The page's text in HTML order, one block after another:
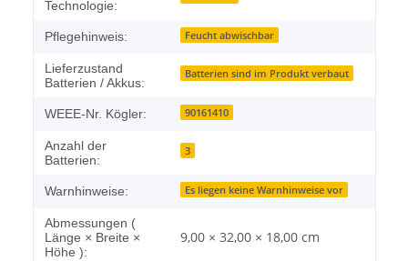
Technologie:
Pflegehinweis: Feucht abwischbar
Lieferzustand
Batterien / Akkus:
Batterien sind im Produkt verbaut
WEEE-Nr. Kögler: 90161410
Anzahl der
Batterien:
3
Warnhinweise: Es liegen keine Warnhinweise vor
Abmessungen (
Länge × Breite ×
Höhe ):
9,00 × 32,00 × 18,00 cm